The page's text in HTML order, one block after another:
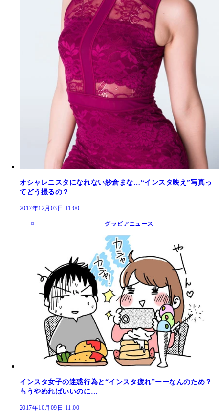
オシャレニスタになれない紗倉まな…“インスタ映え”写真っ
てどう撮るの？
2017年12月03日 11:00
グラビアニュース
インスタ女子の迷惑行為と“インスタ疲れ”ーーなんのため？
もうやめればいいのに…
2017年10月09日 11:00